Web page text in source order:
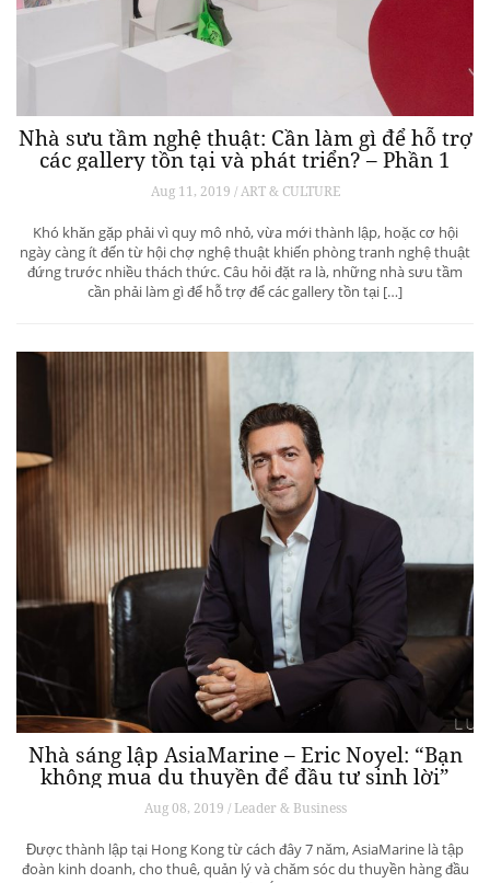
Nhà sưu tầm nghệ thuật: Cần làm gì để hỗ trợ
các gallery tồn tại và phát triển? – Phần 1
Aug 11, 2019 / ART & CULTURE
Khó khăn gặp phải vì quy mô nhỏ, vừa mới thành lập, hoặc cơ hội
ngày càng ít đến từ hội chợ nghệ thuật khiến phòng tranh nghệ thuật
đứng trước nhiều thách thức. Câu hỏi đặt ra là, những nhà sưu tầm
cần phải làm gì để hỗ trợ để các gallery tồn tại […]
Nhà sáng lập AsiaMarine – Eric Noyel: “Bạn
không mua du thuyền để đầu tư sinh lời”
Aug 08, 2019 / Leader & Business
Được thành lập tại Hong Kong từ cách đây 7 năm, AsiaMarine là tập
đoàn kinh doanh, cho thuê, quản lý và chăm sóc du thuyền hàng đầu